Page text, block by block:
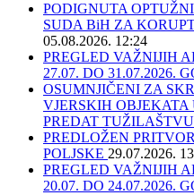
PODIGNUTA
SUDA BiH ZA
05.08.2026. 12:24
PREGLED VAŽNIJIH
27.07. DO 31.07.2026.
OSUMNJIČENI ZA
VJERSKIH
PREDAT
PREDLOŽEN
POLJSKE 29.07.2026.
PREGLED VAŽNIJIH
20.07. DO 24.07.2026.